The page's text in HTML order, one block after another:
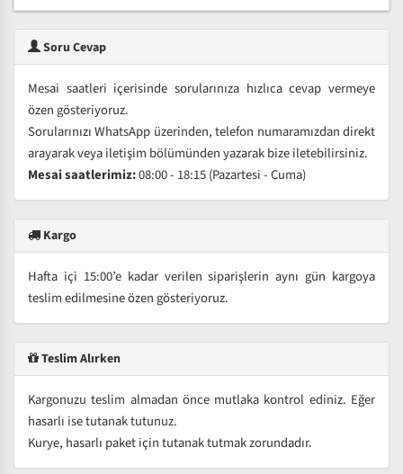
Soru Cevap
Mesai saatleri içerisinde sorularınıza hızlıca cevap vermeye
özen gösteriyoruz.
Sorularınızı WhatsApp üzerinden, telefon numaramızdan direkt
arayarak veya iletişim bölümünden yazarak bize iletebilirsiniz.
Mesai saatlerimiz:08:00 - 18:15 (Pazartesi - Cuma)
Kargo
Hafta içi 15:00’e kadar verilen siparişlerin aynı gün kargoya
teslim edilmesine özen gösteriyoruz.
Teslim Alırken
Kargonuzu teslim almadan önce mutlaka kontrol ediniz. Eğer
hasarlı ise tutanak tutunuz.
Kurye, hasarlı paket için tutanak tutmak zorundadır.